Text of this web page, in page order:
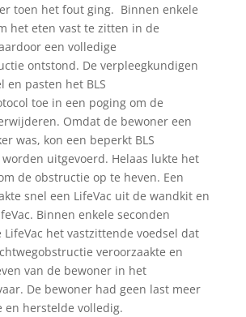
toen het fout ging. Binnen enkele
het eten vast te zitten in de
een volledige
ontstond. De verpleegkundigen
en pasten het BLS
toe in een poging om de
Omdat de bewoner een
was, kon een beperkt BLS
uitgevoerd. Helaas lukte het
de obstructie op te heven. Een
snel een LifeVac uit de wandkit en
Binnen enkele seconden
het vastzittende voedsel dat
veroorzaakte en
van de bewoner in het
De bewoner had geen last meer
en herstelde volledig.